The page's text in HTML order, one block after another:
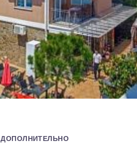
ДОПОЛНИТЕЛЬНО